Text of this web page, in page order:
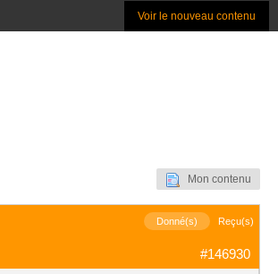
Voir le nouveau contenu
Mon contenu
Donné(s) Reçu(s)
#146930